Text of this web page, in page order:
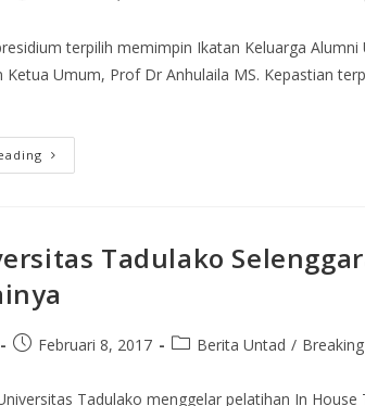
terpilih memimpin Ikatan Keluarga
Ketua Umum, Prof Dr Anhulaila MS. Kepastian
Tadulako
Februari 8, 2017 Berita Untad / Breaking
Tadulako menggelar pelatihan In